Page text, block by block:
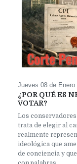
Jueves 08 de Enero
¿POR QUÉ ES
VOTAR?
Los
trata de elegir al
realmente
ideológica que
de conciencia y